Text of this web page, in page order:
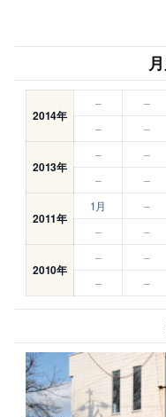
2014年
– –
–
–
2013年
– –
–
–
2011年
1月 –
–
–
2010年
– –
–
–